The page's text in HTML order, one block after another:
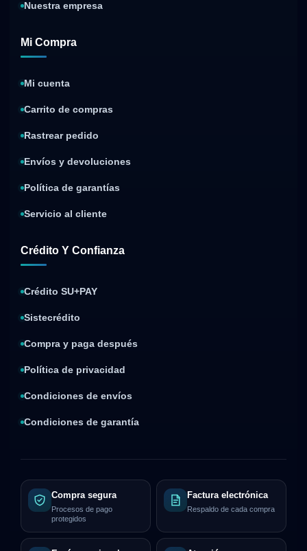
Nuestra empresa
Mi Compra
Mi cuenta
Carrito de compras
Rastrear pedido
Envíos y devoluciones
Política de garantías
Servicio al cliente
Crédito Y Confianza
Crédito SU+PAY
Sistecrédito
Compra y paga después
Política de privacidad
Condiciones de envíos
Condiciones de garantía
Compra segura
Procesos de pago
protegidos
Factura electrónica
Respaldo de cada compra